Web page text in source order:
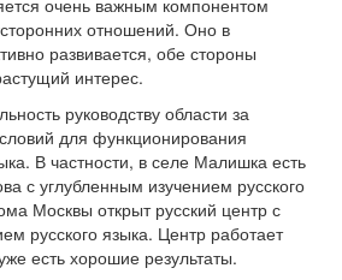
очень важным компонентом
отношений. Оно в
развивается, обе стороны
интерес.
руководству области за
для функционирования
В частности, в селе Малишка есть
с углубленным изучением русского
Москвы открыт русский центр с
русского языка. Центр работает
есть хорошие результаты.